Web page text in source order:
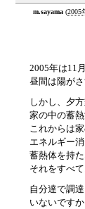
m.sayama (2005
2005年は11
昼間は陽が
しかし、夕
家の中の蓄
これからは
エネルギー
蓄熱体を持
それをすべ
自分達で調
いないですか